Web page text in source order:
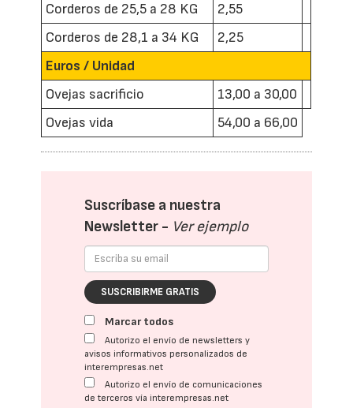
Corderos de 25,5 a 28 KG
2,55
Corderos de 28,1 a 34 KG
2,25
Euros / Unidad
Ovejas sacrificio
13,00 a 30,00
Ovejas vida
54,00 a 66,00
Suscríbase a nuestra
Newsletter - Ver ejemplo
SUSCRIBIRME GRATIS
Marcar todos
Autorizo el envío de newsletters y
avisos informativos personalizados de
interempresas.net
Autorizo el envío de comunicaciones
de terceros vía interempresas.net